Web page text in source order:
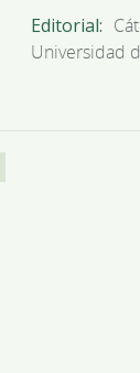
Editorial
Universidad